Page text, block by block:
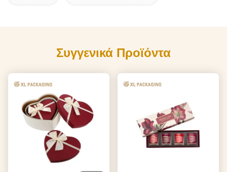
Συγγενικά Προϊόντα